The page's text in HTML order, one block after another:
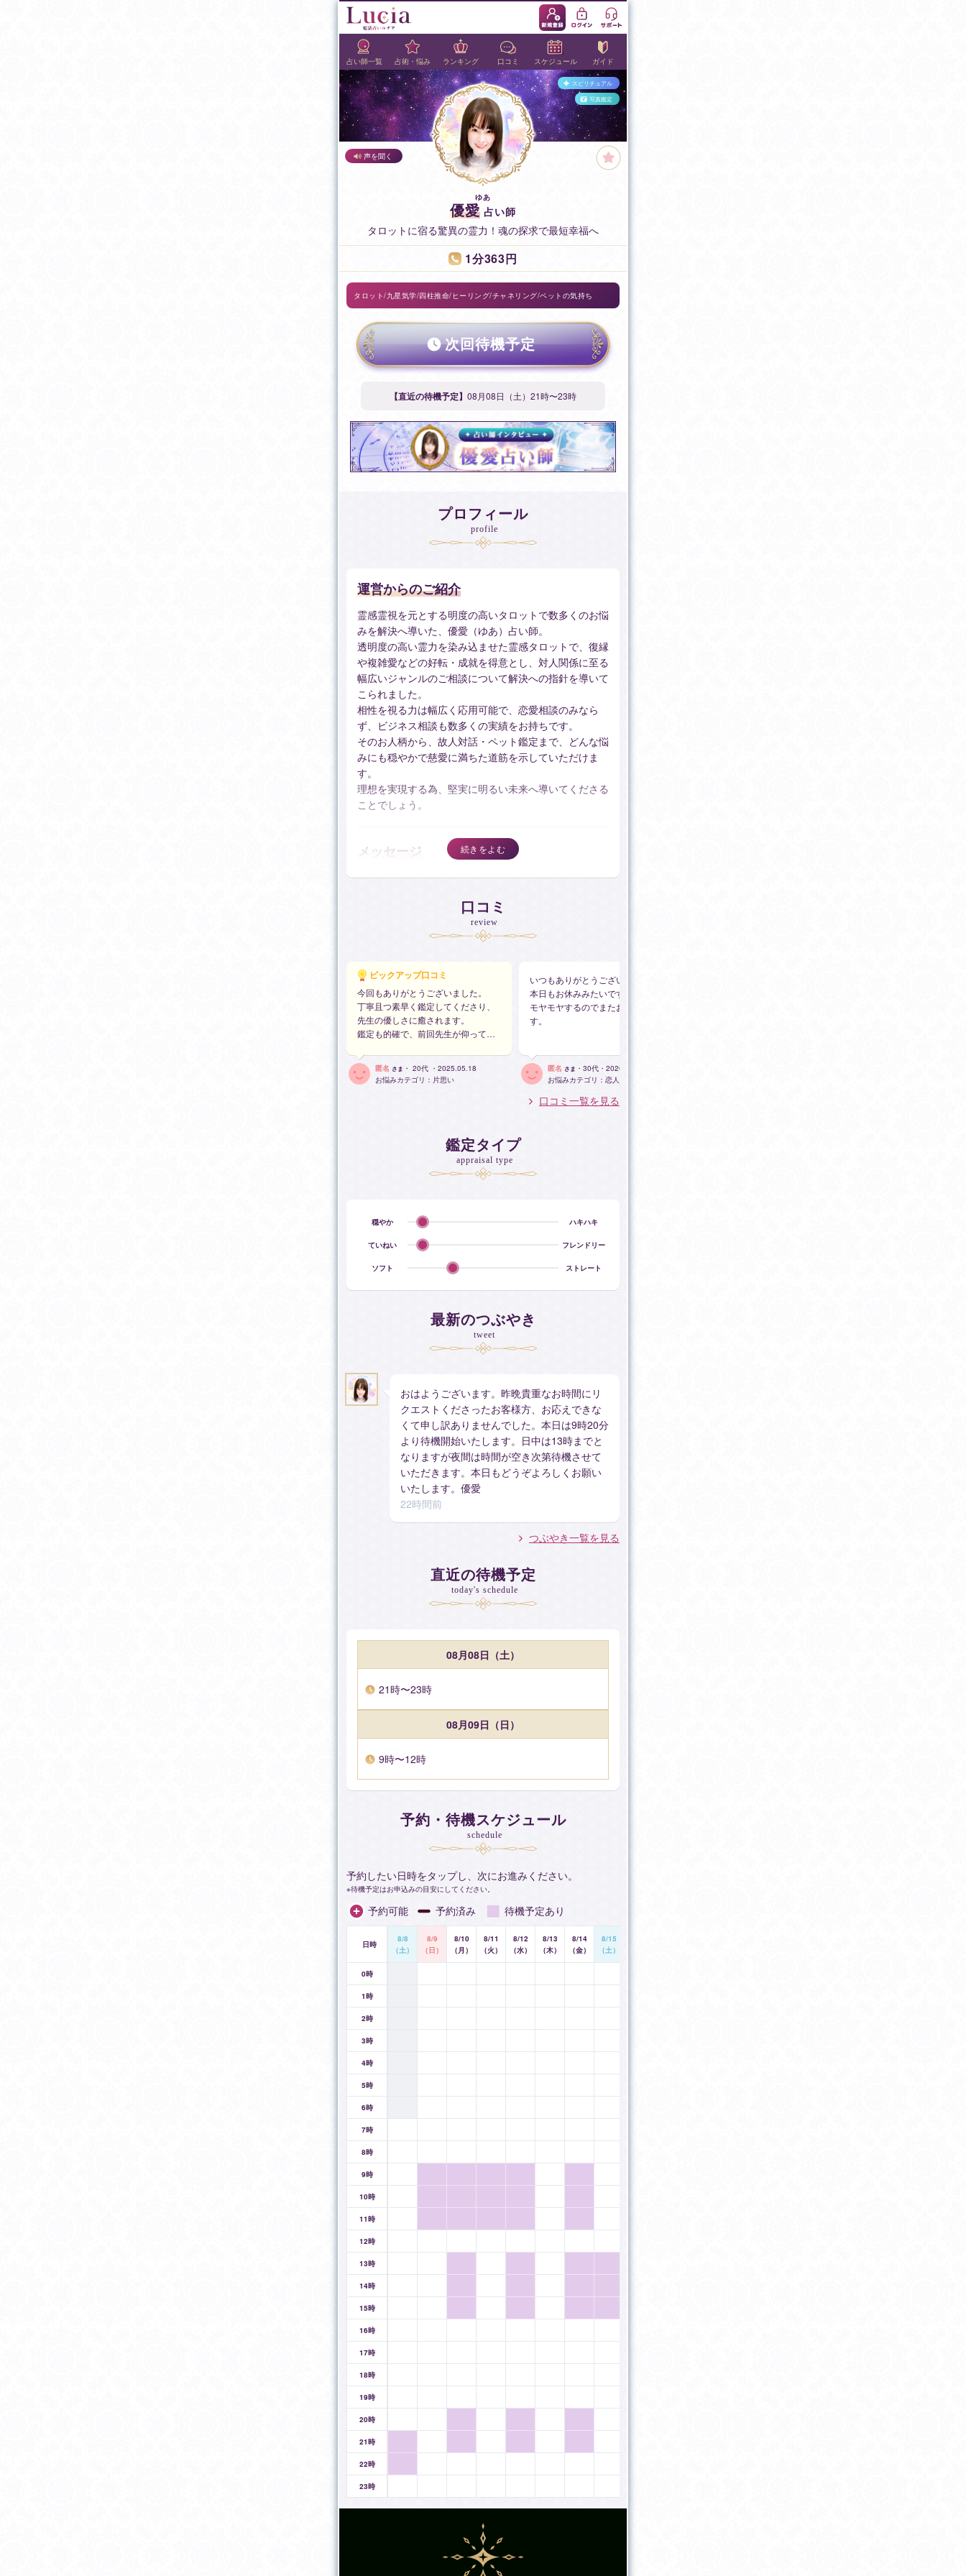
占い師一覧 占術・悩み ランキング 口コミ スケジュール ガイド
声を聞く
優愛 占い師
タロットに宿る驚異の霊力！魂の探求で最短幸福へ
スピリチュアル
写真鑑定
1分363円
タロット/九星気学/四柱推命/ヒーリング/チャネリング/ペットの気持ち
次回待機予定
【直近の待機予定】 08月08日（土）21時〜23時
プロフィール
profile
運営からのご紹介
霊感霊視を元とする明度の高いタロットで数多くのお悩
みを解決へ導いた、優愛（ゆあ）占い師。
透明度の高い霊力を染み込ませた霊感タロットで、復縁
や複雑愛などの好転・成就を得意とし、対人関係に至る
幅広いジャンルのご相談について解決への指針を導いて
こられました。
相性を視る力は幅広く応用可能で、恋愛相談のみなら
ず、ビジネス相談も数多くの実績をお持ちです。
そのお人柄から、故人対話・ペット鑑定まで、どんな悩
みにも穏やかで慈愛に満ちた道筋を示していただけま
す。
理想を実現する為、堅実に明るい未来へ導いてくださる
ことでしょう。
メッセージ
はじめまして。占い師の優愛（ゆあ）です。
今のお気持ちを大切にしながら、望む未来へ進むための
ヒントを丁寧にお伝えします。
に、複数の占術を組み合わせて行います。
恋愛（複雑愛を含む）・人間関係・キャリア・お仕事な
どのご相談に対応しております。
不倫やジェンダーレスなど、多様な愛の形にも偏見はあ
どのようなお悩みでも否定せず、安心してお話しいただ
ける空気感を心がけています。
鑑定では「的確さ」を心がけていますが、論破やお説教
鑑定結果と占い師の主観は別物だと考えています。
一般論や体験談で結論を決めつけるのではなく、「占い
の結果」に基づいて誠実にお伝えします。
引き延ばしはしません。短時間でも必要なことをお伝え
一方で、じっくり気持ちを整理したい時は、心ゆくまで
お話しくださいね。
めの道筋をご一緒に探します。
社会人経験を通して培った現実的な視点も大切にしなが
【占い師になったきっかけ】
学生時代から占術の歴史や背景に興味を持ち、学びを深
めてきました。
また心理学や哲学を学ぶ中で、「心」や「魂」について
探究を重ねてまいりました。
その延長線上で、占いを通して直感が強く働くことに気
づき、タロット・四柱推命・風水などを本格的に習得。
たくさんの方とのご縁をいただきながら、占いを通じて
悩みを抱える方のお力になる道へ進みました。
占うことが出来る相談内容
■恋愛・複雑な恋愛
お相手の気持ち／本音／関係性の現状と今後
結婚・離婚／歳の差／遠距離恋愛／マッチングアプリ
三角関係／複雑な恋愛（不倫を含む）
■人間関係・家庭のお悩み
相手の本音／距離感の取り方／関係修復
ご近所トラブル／嫁姑問題／親子問題
夫婦関係／育児・子育て／シングルマザーのご相談
職場の人間関係／仕事運／適職
転職／就職／進路／キャリアの方向性
経営相談／人事／開業／ビジネスチャンス
近未来／運勢の流れ／金運
開運／風水／方位
魂の本質／前世（必要な時にお伝えします）
■ペットの気持ち
飼い主様への気持ち／ご家族や仲間への想い など
※行っていない鑑定
守護霊対話／願掛け／ご祈祷／縁切り／呪術 などは行
っておりません。
状況を整理しながら、今できる最善の選択と行動を一緒
に見つけていきます。
優愛占い師の得意な相談
1：恋愛・複雑愛
2：人間関係・相手の気持ち
3：お仕事・キャリア
【恋愛・複雑愛】
タロットで現状やお相手の気持ちを丁寧に読み解き、関
係が動かない原因や今後の展開を的確にお伝えします。
必要に応じて統計学の占術も組み合わせ、お客様とお相
手の本質・相性・運気の流れまで総合的に鑑定いたしま
す。
【人間関係・相手の気持ち】
同性・異性を問わず、「相手の本音」や距離感、向き合
い方を深く占います。
言葉にされない感情や迷いも丁寧に読み取り、関係を整
えるための具体的なヒントをお伝えします。
※ペットの気持ちのリーディングも対応しております。
【仕事・キャリア】
ご本人の個性・強み・可能性を細かく読み解き、「どの
分野で輝けるか」「どのような働き方が合うか」を明確
にしていきます。
活かすべき資質はもちろん、苦手な傾向も把握したうえ
で、無理なく成果につながる方向性をご提案します。
職場の対人関係についても、お相手の本質や思考傾向を
読み取り、相性や向き合い方を具体的にアドバイスいた
口コミ
review
ピックアップ口コミ
今回もありがとうございました。
丁寧且つ素早く鑑定してくださり、
先生の優しさに癒されます。
鑑定も的確で、前回先生が仰ってた
から来ました。
何を考えてるか分かりにくい相手で
すが、気持ちも鑑定通りだといいな
匿名 さま
・ 20代 ・2025.05.18
お悩みカテゴリ：片思い
いつもありがとうございます。
本日もお休みみたいです、、、、。
モヤモヤするのでまたお電話しま
す。
匿名 さま ・30代・2026.08.06
お悩みカテゴリ：恋人・夫婦関係
口コミ一覧を見る
鑑定タイプ
appraisal type
穏やか ハキハキ
ていねい フレンドリー
ソフト ストレート
最新のつぶやき
tweet
おはようございます。昨晩貴重なお時間にリ
クエストくださったお客様方、お応えできな
くて申し訳ありませんでした。本日は9時20分
より待機開始いたします。日中は13時までと
なりますが夜間は時間が空き次第待機させて
いただきます。本日もどうぞよろしくお願い
いたします。優愛
22時間前
つぶやき一覧を見る
直近の待機予定
today's schedule
08月08日（土）
21時〜23時
08月09日（日）
9時〜12時
予約・待機スケジュール
schedule
予約したい日時をタップし、次にお進みください。
待機予定はお申込みの目安にしてください。
予約可能 予約済み 待機予定あり
日時
0時
1時
2時
3時
4時
5時
6時
7時
8時
9時
10時
11時
12時
13時
14時
15時
16時
17時
18時
19時
20時
21時
22時
23時
8/8
（土）
8/9
（日）
8/10
（月）
8/11
（火）
8/12
（水）
8/13
（木）
8/14
（金）
8/15
（土）